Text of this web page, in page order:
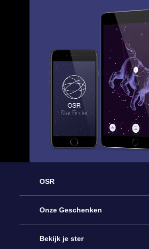
OSR
Service
Contact
Onze Geschenken
Online Star Gift
Bekijk je ster